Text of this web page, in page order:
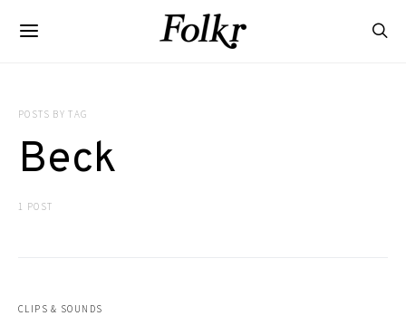
POSTS BY TAG
Beck
1 POST
CLIPS & SOUNDS